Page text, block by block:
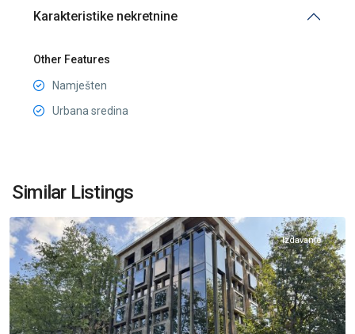
Karakteristike nekretnine
Other Features
Namješten
Urbana sredina
Similar Listings
Podgorica,
Podgorica
Izdavanje